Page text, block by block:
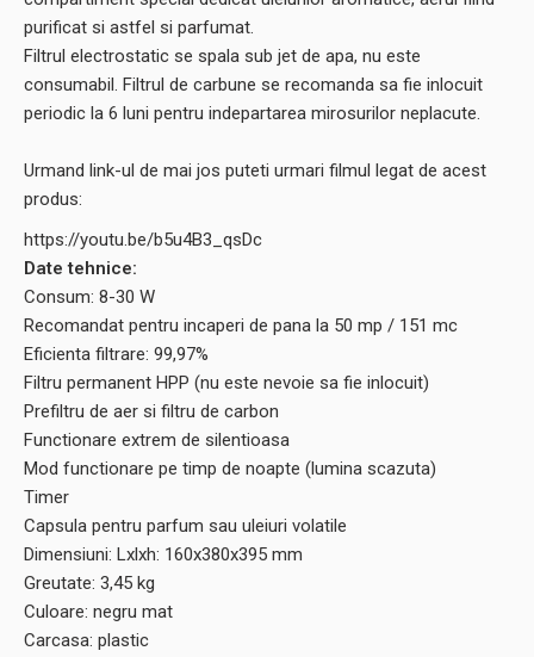
purificat si astfel si parfumat.
Filtrul electrostatic se spala sub jet de apa, nu este
consumabil. Filtrul de carbune se recomanda sa fie inlocuit
periodic la 6 luni pentru indepartarea mirosurilor neplacute.
Urmand link-ul de mai jos puteti urmari filmul legat de acest
produs:
https://youtu.be/b5u4B3_qsDc
Date tehnice:
Consum: 8-30 W
Recomandat pentru incaperi de pana la 50 mp / 151 mc
Eficienta filtrare: 99,97%
Filtru permanent HPP (nu este nevoie sa fie inlocuit)
Prefiltru de aer si filtru de carbon
Functionare extrem de silentioasa
Mod functionare pe timp de noapte (lumina scazuta)
Timer
Capsula pentru parfum sau uleiuri volatile
Dimensiuni: Lxlxh: 160x380x395 mm
Greutate: 3,45 kg
Culoare: negru mat
Carcasa: plastic